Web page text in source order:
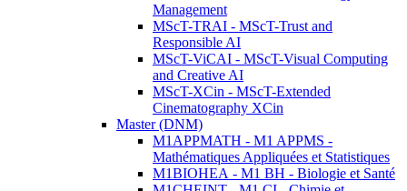
Management
MScT-TRAI - MScT-Trust and
Responsible AI
MScT-ViCAI - MScT-Visual Computing
and Creative AI
MScT-XCin - MScT-Extended
Cinematography XCin
Master (DNM)
M1APPMATH - M1 APPMS -
Mathématiques Appliquées et Statistiques
M1BIOHEA - M1 BH - Biologie et Santé